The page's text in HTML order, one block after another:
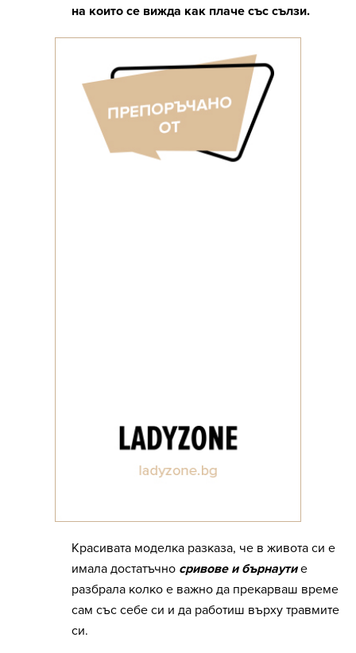
на които се вижда как плаче със сълзи.
Красивата моделка разказа, че в живота си е
имала достатъчно сривове и бърнаутие
разбрала колко е важно да прекарваш време
сам със себе си и да работиш върху травмите
си.